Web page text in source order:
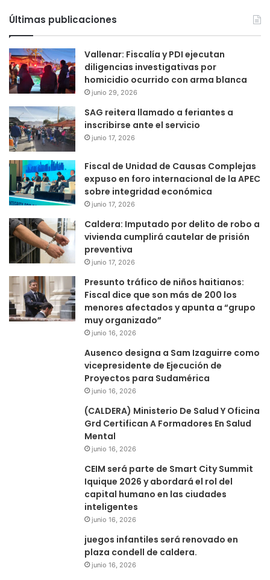
Últimas publicaciones
Vallenar: Fiscalía y PDI ejecutan
diligencias investigativas por
homicidio ocurrido con arma blanca
junio 29, 2026
SAG reitera llamado a feriantes a
inscribirse ante el servicio
junio 17, 2026
Fiscal de Unidad de Causas Complejas
expuso en foro internacional de la APEC
sobre integridad económica
junio 17, 2026
Caldera: Imputado por delito de robo a
vivienda cumplirá cautelar de prisión
preventiva
junio 17, 2026
Presunto tráfico de niños haitianos:
Fiscal dice que son más de 200 los
menores afectados y apunta a “grupo
muy organizado”
junio 16, 2026
Ausenco designa a Sam Izaguirre como
vicepresidente de Ejecución de
Proyectos para Sudamérica
junio 16, 2026
(CALDERA) Ministerio De Salud Y Oficina
Grd Certifican A Formadores En Salud
Mental
junio 16, 2026
CEIM será parte de Smart City Summit
Iquique 2026 y abordará el rol del
capital humano en las ciudades
inteligentes
junio 16, 2026
juegos infantiles será renovado en
plaza condell de caldera.
junio 16, 2026